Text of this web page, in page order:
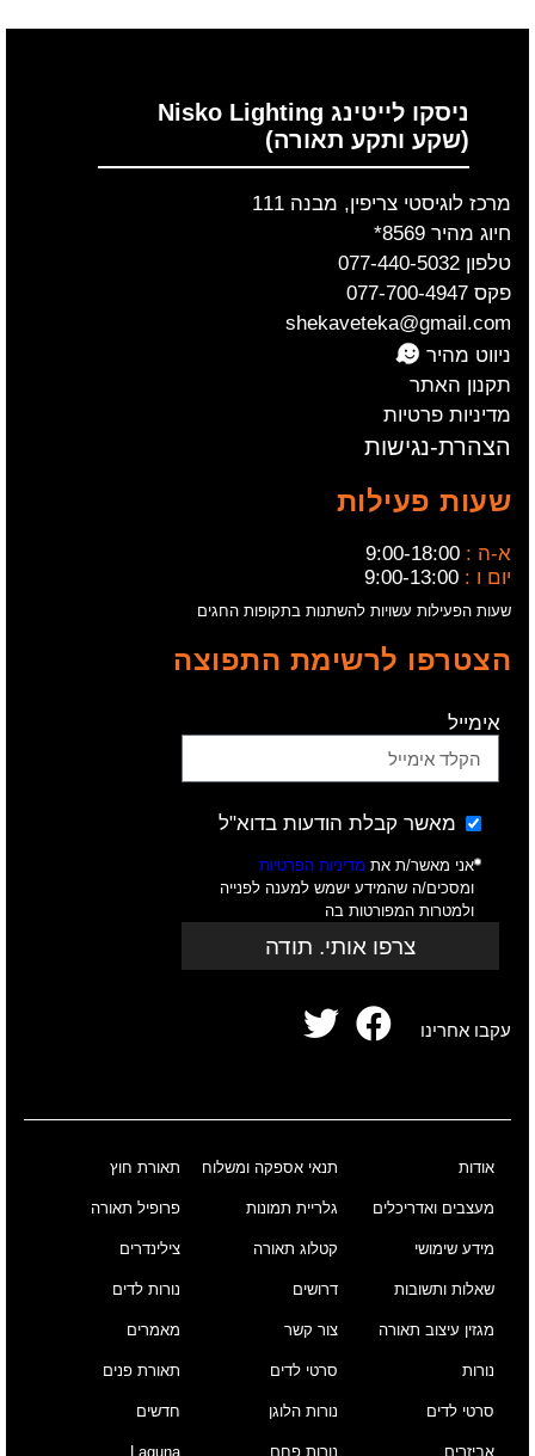
ניסקו לייטינג Nisko Lighting
(שקע ותקע תאורה)
מרכז לוגיסטי צריפין, מבנה 111
חיוג מהיר 8569*
טלפון 077-440-5032
פקס 077-700-4947
shekaveteka@gmail.com
ניווט מהיר
תקנון האתר
מדיניות פרטיות
הצהרת-נגישות
שעות פעילות
א-ה : 9:00-18:00
יום ו : 9:00-13:00
שעות הפעילות עשויות להשתנות בתקופות החגים
הצטרפו לרשימת התפוצה
אימייל
מאשר קבלת הודעות בדוא"ל
אני מאשר/ת את מדיניות הפרטיות
ומסכים/ה שהמידע ישמש למענה לפנייה
ולמטרות המפורטות בה
צרפו אותי. תודה
עקבו אחרינו
אודות
מעצבים ואדריכלים
מידע שימושי
שאלות ותשובות
מגזין עיצוב תאורה
תנאי אספקה ומשלוח
גלריית תמונות
קטלוג תאורה
דרושים
צור קשר
תאורת חוץ
פרופיל תאורה
צילינדרים
נורות לדים
מאמרים
נורות
סרטי לדים
אביזרים
סרטי לדים
נורות הלוגן
נורות פחם
תאורת פנים
חדשים
Laguna